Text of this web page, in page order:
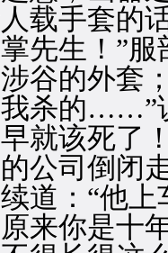
载手套的
先生！”
谷的外套
杀的……”
就该死了
公司倒闭
道：“他
来你是十